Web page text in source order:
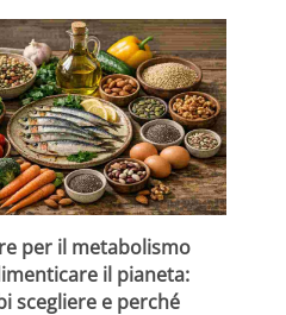
per il metabolismo
il pianeta:
scegliere e perché